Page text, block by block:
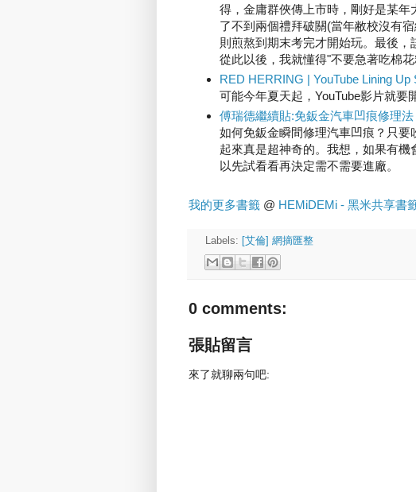
得，金庸群俠傳上市時，剛好是某年
了不到兩個禮拜破關(當年敝校沒有
則煎熬到期末考完才開始玩。最後，
從此以後，我就懂得"不要急著吃棉花
RED HERRING | YouTube Lining Up
可能今年夏天起，YouTube影片就要
傅瑞德繼續貼:免鈑金汽車凹痕修理
如何免鈑金瞬間修理汽車凹痕？只要
起來真是超神奇的。我想，如果有
以先試看看再決定需不需要進廠。
我的更多書籤 @ HEMiDEMi - 黑米共享書
Labels: [艾倫] 網摘匯整
0 comments:
張貼留言
來了就聊兩句吧: